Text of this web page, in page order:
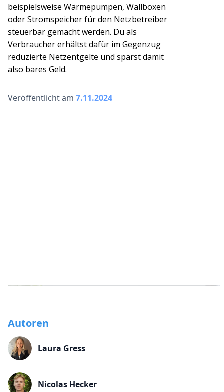
beispielsweise Wärmepumpen, Wallboxen
oder Stromspeicher für den Netzbetreiber
steuerbar gemacht werden. Du als
Verbraucher erhältst dafür im Gegenzug
reduzierte Netzentgelte und sparst damit
also bares Geld.
Veröffentlicht am 7.11.2024
Autoren
Laura Gress
Nicolas Hecker